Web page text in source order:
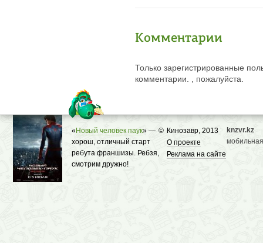
Комментарии
Только зарегистрированные
комментарии. , пожалуйста.
© Кинозавр, 2013
О проекте
Реклама на сайте
« Новый человек паук» —
хорош, отличный старт
ребута франшизы. Ребзя,
смотрим дружно!
knzvr.kz